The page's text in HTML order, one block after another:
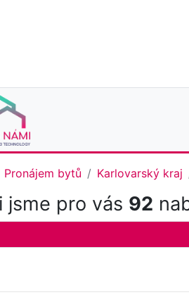
Pronájem bytů Karlovarský kraj
jsme pro vás 92